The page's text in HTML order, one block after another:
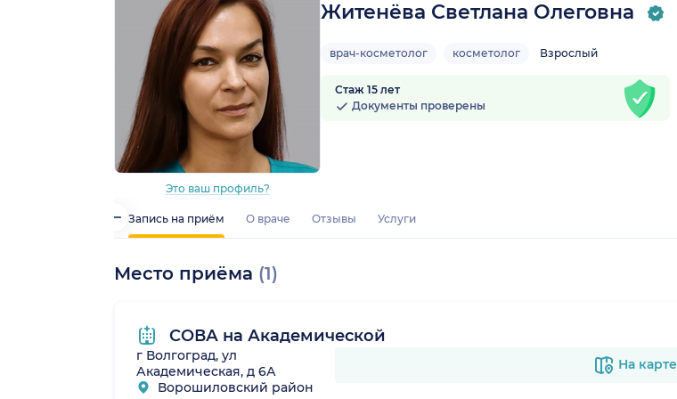
Это ваш профиль?
Житенёва Светлана Олеговна
врач-косметолог косметолог Взрослый
Стаж 15 лет
Документы проверены
Запись на приём О враче Отзывы Услуги
Место приёма (1)
СОВА на Академической
г Волгоград, ул
Академическая, д 6А
Ворошиловский район
На карте